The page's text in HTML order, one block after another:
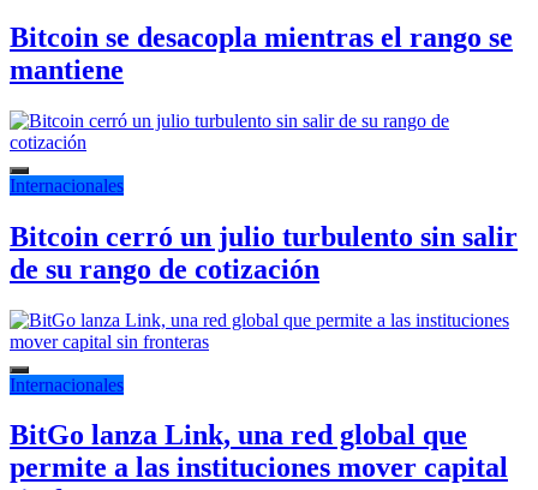
Bitcoin se desacopla mientras el rango se
mantiene
Internacionales
Bitcoin cerró un julio turbulento sin salir
de su rango de cotización
Internacionales
BitGo lanza Link, una red global que
permite a las instituciones mover capital